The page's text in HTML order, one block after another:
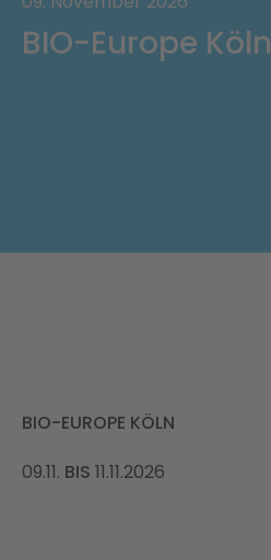
Portfolio
EN
BIO-Europe Köln
BIO-EUROPE KÖLN
09.11. BIS 11.11.2026